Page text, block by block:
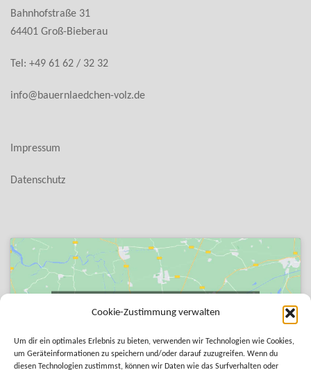
Cookie-Zustimmung verwalten
Um dir ein optimales Erlebnis zu bieten, verwenden wir Technologien wie Cookies,
um Geräteinformationen zu speichern und/oder darauf zuzugreifen. Wenn du
diesen Technologien zustimmst, können wir Daten wie das Surfverhalten oder
Bahnhofstraße 31
64401 Groß-Bieberau
Tel: +49 61 62 / 32 32
info@bauernlaedchen-volz.de
Impressum
Datenschutz
Klicke auf "Ich stimme zu", um Google maps zu
Cookie-Richtlinie